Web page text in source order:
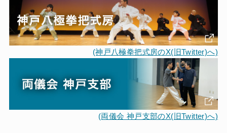
(神戸八極拳把式房のX(旧Twitter)へ)
(両儀会 神戸支部のX(旧Twitter)へ)